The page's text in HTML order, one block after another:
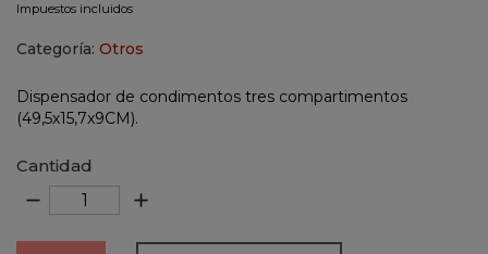
Impuestos incluidos
Categoría: Otros
Dispensador de condimentos tres compartimentos
(49,5x15,7x9CM).
Cantidad
remove add